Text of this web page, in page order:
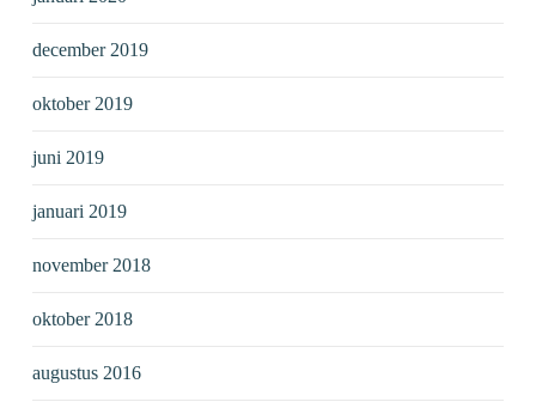
december 2019
oktober 2019
juni 2019
januari 2019
november 2018
oktober 2018
augustus 2016